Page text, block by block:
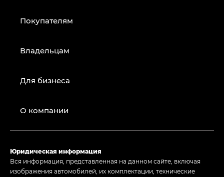
Покупателям
Владельцам
Для бизнеса
О компании
Юридическая информация
Вся информация, представленная на данном сайте, включая
изображения автомобилей, их комплектации, технические